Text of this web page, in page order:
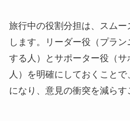
旅行中の役割分担は、スムー
します。リーダー役（プラ
する人）とサポーター役（サ
人）を明確にしておくこと
になり、意見の衝突を減らす